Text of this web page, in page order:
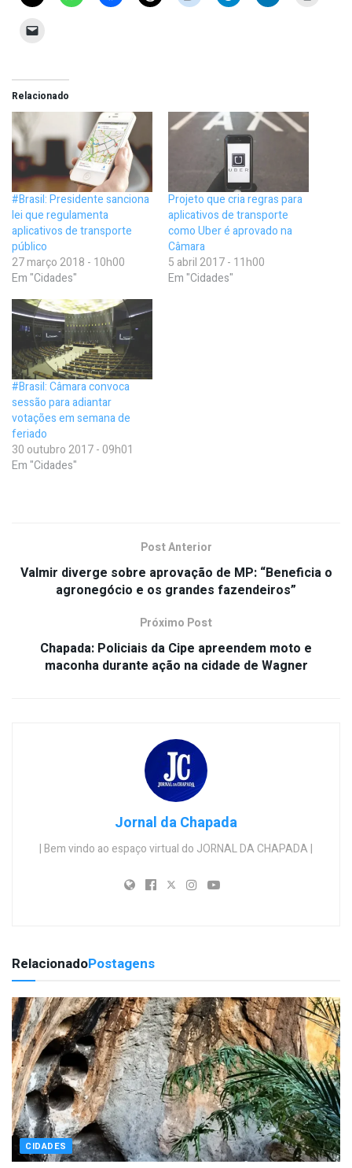
Relacionado
#Brasil: Presidente sanciona
lei que regulamenta
aplicativos de transporte
público
27 março 2018 - 10h00
Em "Cidades"
Projeto que cria regras para
aplicativos de transporte
como Uber é aprovado na
Câmara
5 abril 2017 - 11h00
Em "Cidades"
#Brasil: Câmara convoca
sessão para adiantar
votações em semana de
feriado
30 outubro 2017 - 09h01
Em "Cidades"
Post Anterior
Valmir diverge sobre aprovação de MP: “Beneficia o
agronegócio e os grandes fazendeiros”
Próximo Post
Chapada: Policiais da Cipe apreendem moto e
maconha durante ação na cidade de Wagner
Jornal da Chapada
| Bem vindo ao espaço virtual do JORNAL DA CHAPADA |
RelacionadoPostagens
CIDADES